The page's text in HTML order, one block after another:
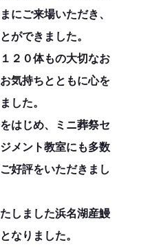
にご来場いただき、
ができました。
２０体もの大切なお
気持ちとともに心を
した。
はじめ、ミニ葬祭セ
メント教室にも多数
好評をいただきまし
しました浜名湖産鰻
なりました。